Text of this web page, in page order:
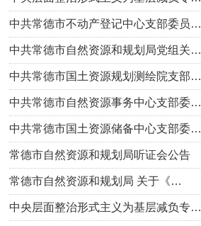
中共常德市不动产登记中心支部委员…
中共常德市自然资源和规划局党组关…
中共常德市国土资源规划测绘院支部…
中共常德市自然资源事务中心支部委…
中共常德市国土资源储备中心支部委…
常德市自然资源和规划局听证会公告
​常德市自然资源和规划局 关于《…
中央层面整治形式主义为基层减负专…